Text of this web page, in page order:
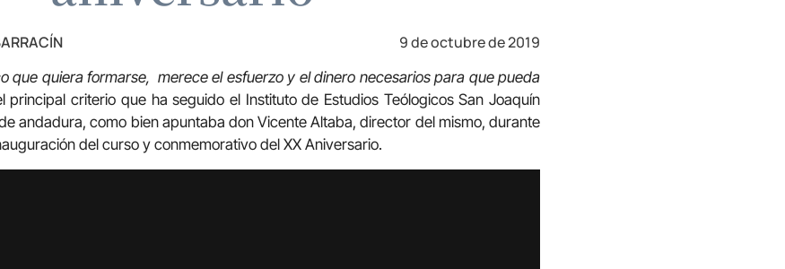
9 de octubre de 2019
que quiera formarse, merece el esfuerzo y el dinero necesarios para que pueda
principal criterio que ha seguido el Instituto de Estudios Teólogicos San Joaquín
andadura, como bien apuntaba don Vicente Altaba, director del mismo, durante
del curso y conmemorativo del XX Aniversario.